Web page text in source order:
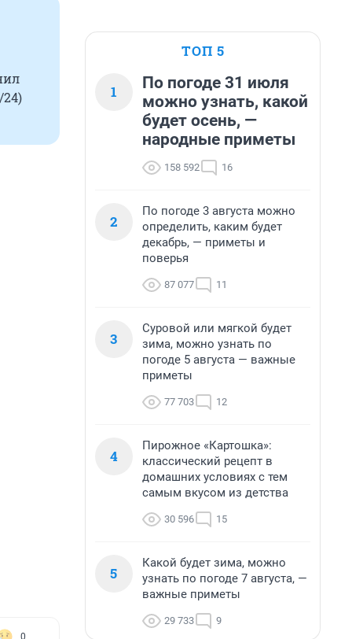
0
ТОП 5
1
По погоде 31 июля
можно узнать, какой
будет осень, —
народные приметы
158 592 16
2
По погоде 3 августа можно
определить, каким будет
декабрь, — приметы и
поверья
87 077 11
3
Суровой или мягкой будет
зима, можно узнать по
погоде 5 августа — важные
приметы
77 703 12
4
Пирожное «Картошка»:
классический рецепт в
домашних условиях с тем
самым вкусом из детства
30 596 15
5
Какой будет зима, можно
узнать по погоде 7 августа, —
важные приметы
29 733 9